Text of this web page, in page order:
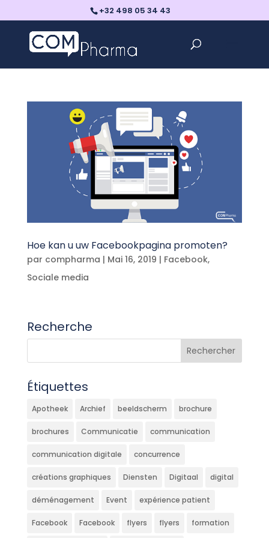
+32 498 05 34 43
Hoe kan u uw Facebookpagina promoten?
par compharma | Mai 16, 2019 | Facebook,
Sociale media
Recherche
Étiquettes
Apotheek Archief beeldscherm brochure
brochures Communicatie communication
communication digitale concurrence
créations graphiques Diensten Digitaal digital
déménagement Event expérience patient
Facebook Facebook flyers flyers formation